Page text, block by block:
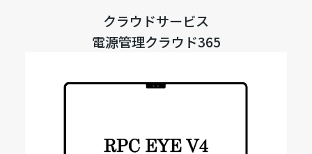
クラウドサービス
電源管理クラウド365